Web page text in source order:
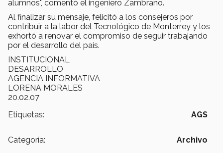
alumnos", comentó el ingeniero Zambrano.
Al finalizar su mensaje, felicitó a los consejeros por
contribuir a la labor del Tecnológico de Monterrey y los
exhortó a renovar el compromiso de seguir trabajando
por el desarrollo del país.
INSTITUCIONAL
DESARROLLO
AGENCIA INFORMATIVA
LORENA MORALES
20.02.07
Etiquetas:
AGS
Categoría: Archivo